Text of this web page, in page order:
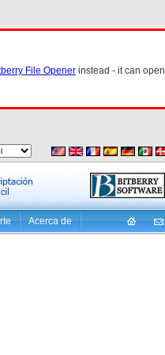
File Opener instead - it can open
Acerca de